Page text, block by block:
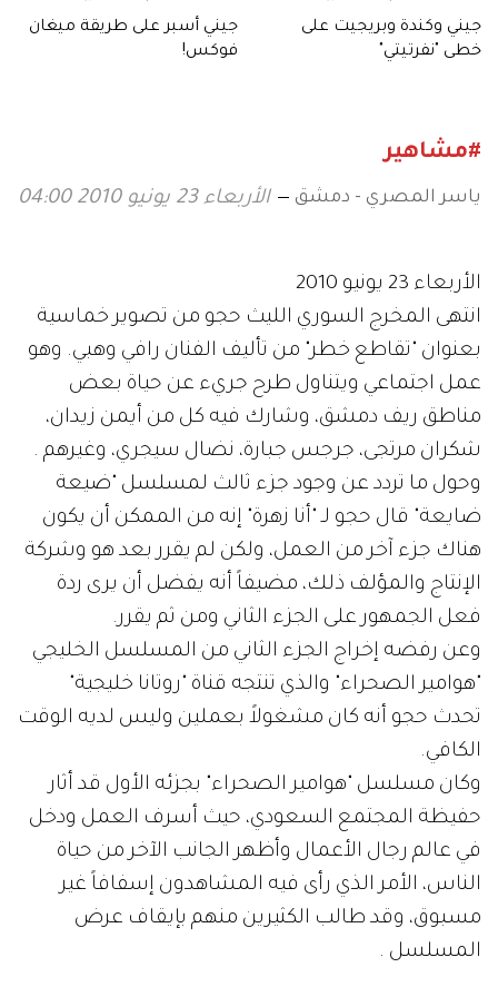
جيني وكندة وبريجيت على
خطى "نفرتيتي"
جيني أسبر على طريقة ميغان
فوكس!
#مشاهير
ياسر المصري - دمشق الأربعاء 23 يونيو 2010 04:00
الأربعاء 23 يونيو 2010
انتهى المخرج السوري الليث حجو من تصوير خماسية
بعنوان "تقاطع خطر" من تأليف الفنان رافي وهبي. وهو
عمل اجتماعي ويتناول طرح جريء عن حياة بعض
مناطق ريف دمشق، وشارك فيه كل من أيمن زيدان،
شكران مرتجى، جرجس جبارة، نضال سيجري، وغيرهم .
وحول ما تردد عن وجود جزء ثالث لمسلسل "ضيعة
ضايعة" قال حجو لـ "أنا زهرة" إنه من الممكن أن يكون
هناك جزء آخر من العمل، ولكن لم يقرر بعد هو وشركة
الإنتاج والمؤلف ذلك، مضيفاً أنه يفضل أن يرى ردة
فعل الجمهور على الجزء الثاني ومن ثم يقرر.
وعن رفضه إخراج الجزء الثاني من المسلسل الخليجي
"هوامير الصحراء" والذي تنتجه قناة "روتانا خليجية"
تحدث حجو أنه كان مشغولاً بعملين وليس لديه الوقت
الكافي.
وكان مسلسل "هوامير الصحراء" بجزئه الأول قد أثار
حفيظة المجتمع السعودي، حيث أسرف العمل ودخل
في عالم رجال الأعمال وأظهر الجانب الآخر من حياة
الناس، الأمر الذي رأى فيه المشاهدون إسفافاً غير
مسبوق، وقد طالب الكثيرين منهم بإيقاف عرض
المسلسل .